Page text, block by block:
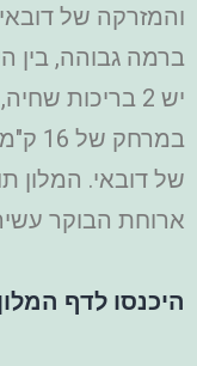
והמזרקה של
ברמה גבוהה, בין
יש 2 בריכות
של דובאי. המלון
ארוחת הבוקר
היכנסו לדף